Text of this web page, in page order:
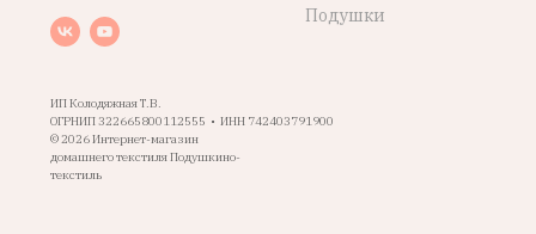
ИП Колодяжная Т.В.
ОГРНИП 322665800112555 • ИНН 742403791900
© 2026 Интернет-магазин
домашнего текстиля Подушкино-
текстиль
Подушки